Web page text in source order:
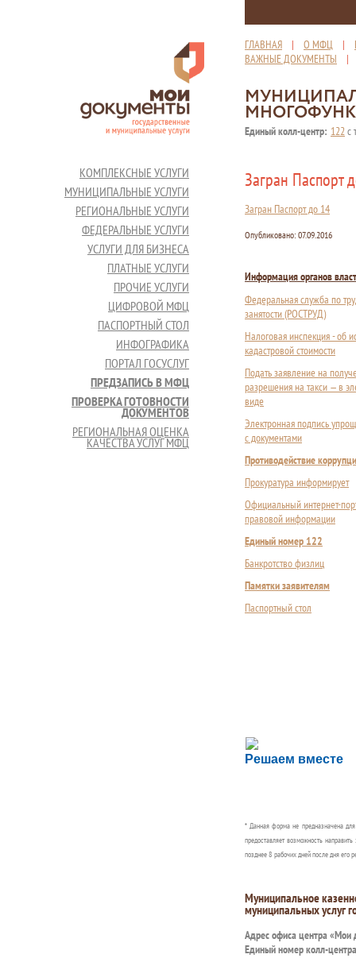
ГЛАВНАЯ | О МФЦ |
ВАЖНЫЕ ДОКУМЕНТЫ
Единый колл-центр: 122с
КОМПЛЕКСНЫЕ УСЛУГИ
МУНИЦИПАЛЬНЫЕ УСЛУГИ
РЕГИОНАЛЬНЫЕ УСЛУГИ
ФЕДЕРАЛЬНЫЕ УСЛУГИ
УСЛУГИ ДЛЯ БИЗНЕСА
ПЛАТНЫЕ УСЛУГИ
ПРОЧИЕ УСЛУГИ
ЦИФРОВОЙ МФЦ
ПАСПОРТНЫЙ СТОЛ
ИНФОГРАФИКА
ПОРТАЛ ГОСУСЛУГ
ПРЕДЗАПИСЬ В МФЦ
ПРОВЕРКА ГОТОВНОСТИ
ДОКУМЕНТОВ
РЕГИОНАЛЬНАЯ ОЦЕНКА
КАЧЕСТВА УСЛУГ МФЦ
Загран Паспорт
Загран Паспорт до 14
Опубликовано: 07.09.2016
Информация органов
Федеральная служба по
занятости (РОСТРУД)
Налоговая инспекция - об
кадастровой стоимости
Подать заявление на
разрешения на такси — в
виде
Электронная подпись
с документами
Противодействие
Прокуратура информирует
Официальный интернет-
правовой информации
Единый номер 122
Банкротство физлиц
Памятки заявителям
Паспортный стол
Решаем вместе
Сложности с
Сообщите об этом
* Данная форма не предназначена
предоставляет возможность
позднее 8 рабочих дней после дня его
Муниципальное
муниципальных услуг
Адрес офиса центра «Мои
Единый номер колл-